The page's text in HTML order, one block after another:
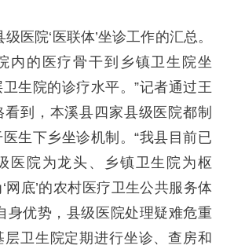
医院‘医联体’坐诊工作的汇总。
内的医疗骨干到乡镇卫生院坐
生院的诊疗水平。”记者通过王
到，本溪县四家县级医院都制
生下乡坐诊机制。“我县目前已
医院为龙头、乡镇卫生院为枢
网底’的农村医疗卫生公共服务体
身优势，县级医院处理疑难危重
层卫生院定期进行坐诊、查房和